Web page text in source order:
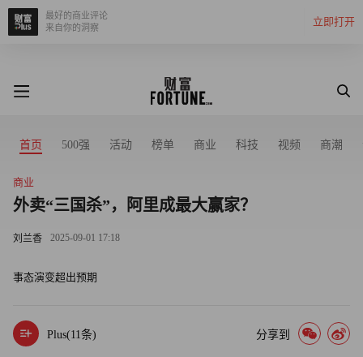
立即打开
最好的商业评论
来自你的洞察
首页 500强 活动 榜单 商业 科技 视频 商潮
商业
外卖“三国杀”，阿里成最大赢家？
刘兰香 2025-09-01 17:18
事态演变超出预期
Plus(11条) 分享到